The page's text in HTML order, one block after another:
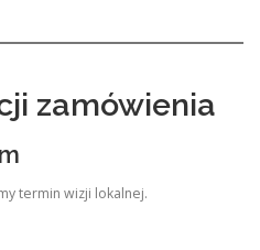
zamówienia
termin wizji lokalnej.